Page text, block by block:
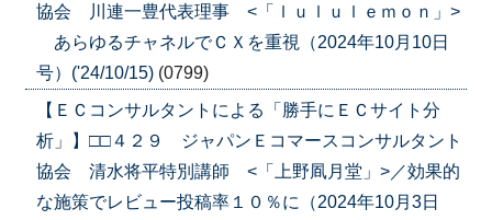
協会 川連一豊代表理事 <「ｌｕｌｕｌｅｍｏｎ」>
あらゆるチャネルでＣＸを重視（2024年10月10日
号）('24/10/15) (0799)
【ＥＣコンサルタントによる「勝手にＥＣサイト分
析」】□□４２９ ジャパンＥコマースコンサルタント
協会 清水将平特別講師 <「上野凮月堂」>／効果的
な施策でレビュー投稿率１０％に（2024年10月3日